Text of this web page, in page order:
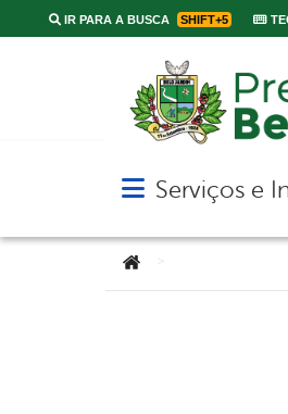
IR PARA A BUSCA SHIFT+5
Abrir menu
Serviços e
Você está aqui: